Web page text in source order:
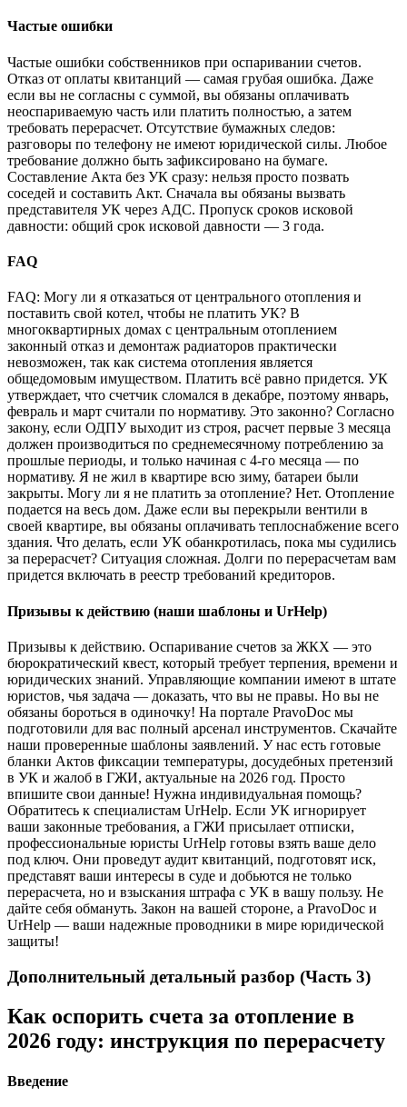
Частые ошибки
Частые ошибки собственников при оспаривании счетов.
Отказ от оплаты квитанций — самая грубая ошибка. Даже
если вы не согласны с суммой, вы обязаны оплачивать
неоспариваемую часть или платить полностью, а затем
требовать перерасчет. Отсутствие бумажных следов:
разговоры по телефону не имеют юридической силы. Любое
требование должно быть зафиксировано на бумаге.
Составление Акта без УК сразу: нельзя просто позвать
соседей и составить Акт. Сначала вы обязаны вызвать
представителя УК через АДС. Пропуск сроков исковой
давности: общий срок исковой давности — 3 года.
FAQ
FAQ: Могу ли я отказаться от центрального отопления и
поставить свой котел, чтобы не платить УК? В
многоквартирных домах с центральным отоплением
законный отказ и демонтаж радиаторов практически
невозможен, так как система отопления является
общедомовым имуществом. Платить всё равно придется. УК
утверждает, что счетчик сломался в декабре, поэтому январь,
февраль и март считали по нормативу. Это законно? Согласно
закону, если ОДПУ выходит из строя, расчет первые 3 месяца
должен производиться по среднемесячному потреблению за
прошлые периоды, и только начиная с 4-го месяца — по
нормативу. Я не жил в квартире всю зиму, батареи были
закрыты. Могу ли я не платить за отопление? Нет. Отопление
подается на весь дом. Даже если вы перекрыли вентили в
своей квартире, вы обязаны оплачивать теплоснабжение всего
здания. Что делать, если УК обанкротилась, пока мы судились
за перерасчет? Ситуация сложная. Долги по перерасчетам вам
придется включать в реестр требований кредиторов.
Призывы к действию (наши шаблоны и UrHelp)
Призывы к действию. Оспаривание счетов за ЖКХ — это
бюрократический квест, который требует терпения, времени и
юридических знаний. Управляющие компании имеют в штате
юристов, чья задача — доказать, что вы не правы. Но вы не
обязаны бороться в одиночку! На портале PravoDoc мы
подготовили для вас полный арсенал инструментов. Скачайте
наши проверенные шаблоны заявлений. У нас есть готовые
бланки Актов фиксации температуры, досудебных претензий
в УК и жалоб в ГЖИ, актуальные на 2026 год. Просто
впишите свои данные! Нужна индивидуальная помощь?
Обратитесь к специалистам UrHelp. Если УК игнорирует
ваши законные требования, а ГЖИ присылает отписки,
профессиональные юристы UrHelp готовы взять ваше дело
под ключ. Они проведут аудит квитанций, подготовят иск,
представят ваши интересы в суде и добьются не только
перерасчета, но и взыскания штрафа с УК в вашу пользу. Не
дайте себя обмануть. Закон на вашей стороне, а PravoDoc и
UrHelp — ваши надежные проводники в мире юридической
защиты!
Дополнительный детальный разбор (Часть 3)
Как оспорить счета за отопление в
2026 году: инструкция по перерасчету
Введение